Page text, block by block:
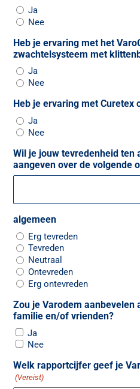
Ja
Nee
Heb je ervaring met het
zwachtelsysteem met
Ja
Nee
Heb je ervaring met Curetex
Ja
Nee
Wil je jouw tevredenheid ten
aangeven over de volgende
algemeen
Erg tevreden
Tevreden
Neutraal
Ontevreden
Erg ontevreden
Zou je Varodem aanbevelen
familie en/of vrienden?
Ja
Nee
Welk rapportcijfer geef je
(Vereist)